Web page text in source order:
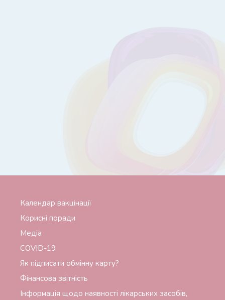
Календар вакцінації
Корисні поради
Медіа
СОVID-19
Як підписати обмінну карту?
Фінансова звітність
Інформація щодо наявності лікарських засобів,